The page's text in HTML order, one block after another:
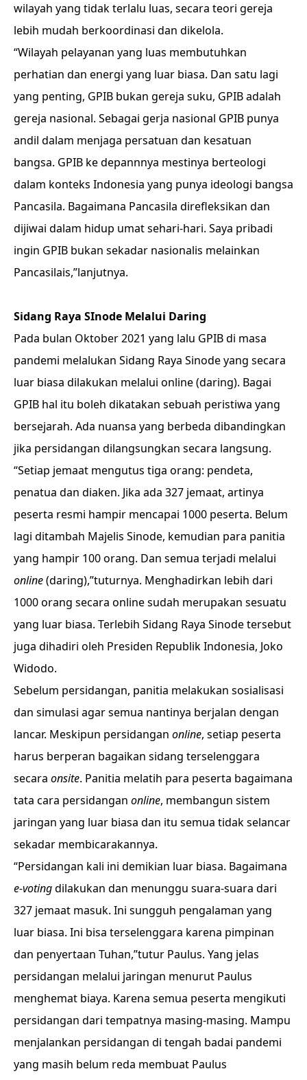
wilayah yang tidak terlalu luas, secara teori gereja
lebih mudah berkoordinasi dan dikelola.
“Wilayah pelayanan yang luas membutuhkan
perhatian dan energi yang luar biasa. Dan satu lagi
yang penting, GPIB bukan gereja suku, GPIB adalah
gereja nasional. Sebagai gerja nasional GPIB punya
andil dalam menjaga persatuan dan kesatuan
bangsa. GPIB ke depannnya mestinya berteologi
dalam konteks Indonesia yang punya ideologi bangsa
Pancasila. Bagaimana Pancasila direfleksikan dan
dijiwai dalam hidup umat sehari-hari. Saya pribadi
ingin GPIB bukan sekadar nasionalis melainkan
Pancasilais,”lanjutnya.
Sidang Raya SInode Melalui Daring
Pada bulan Oktober 2021 yang lalu GPIB di masa
pandemi melalukan Sidang Raya Sinode yang secara
luar biasa dilakukan melalui online (daring). Bagai
GPIB hal itu boleh dikatakan sebuah peristiwa yang
bersejarah. Ada nuansa yang berbeda dibandingkan
jika persidangan dilangsungkan secara langsung.
“Setiap jemaat mengutus tiga orang: pendeta,
penatua dan diaken. Jika ada 327 jemaat, artinya
peserta resmi hampir mencapai 1000 peserta. Belum
lagi ditambah Majelis Sinode, kemudian para panitia
yang hampir 100 orang. Dan semua terjadi melalui
online(daring),”tuturnya. Menghadirkan lebih dari
1000 orang secara online sudah merupakan sesuatu
yang luar biasa. Terlebih Sidang Raya Sinode tersebut
juga dihadiri oleh Presiden Republik Indonesia, Joko
Widodo.
Sebelum persidangan, panitia melakukan sosialisasi
dan simulasi agar semua nantinya berjalan dengan
lancar. Meskipun persidangan online, setiap peserta
harus berperan bagaikan sidang terselenggara
secara onsite. Panitia melatih para peserta bagaimana
tata cara persidangan online, membangun sistem
jaringan yang luar biasa dan itu semua tidak selancar
sekadar membicarakannya.
“Persidangan kali ini demikian luar biasa. Bagaimana
e-votingdilakukan dan menunggu suara-suara dari
327 jemaat masuk. Ini sungguh pengalaman yang
luar biasa. Ini bisa terselenggara karena pimpinan
dan penyertaan Tuhan,”tutur Paulus. Yang jelas
persidangan melalui jaringan menurut Paulus
menghemat biaya. Karena semua peserta mengikuti
persidangan dari tempatnya masing-masing. Mampu
menjalankan persidangan di tengah badai pandemi
yang masih belum reda membuat Paulus